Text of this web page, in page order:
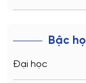
Bậc
Đại học